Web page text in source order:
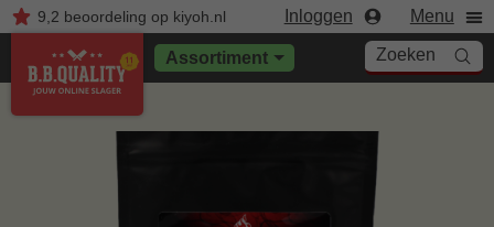
9,2 beoordelingop kiyoh.nl Inloggen Menu
Assortiment Zoeken